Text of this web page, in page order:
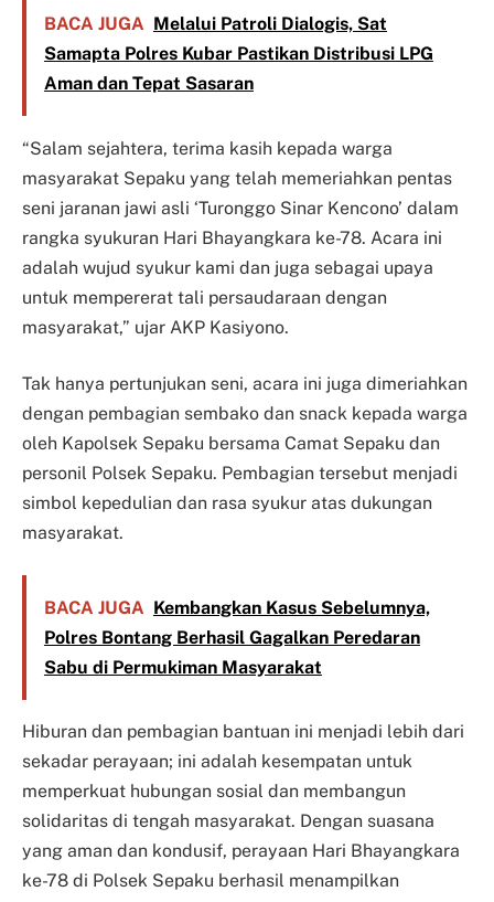
BACA JUGA Melalui Patroli Dialogis, Sat
Samapta Polres Kubar Pastikan Distribusi LPG
Aman dan Tepat Sasaran
“Salam sejahtera, terima kasih kepada warga
masyarakat Sepaku yang telah memeriahkan pentas
seni jaranan jawi asli ‘Turonggo Sinar Kencono’ dalam
rangka syukuran Hari Bhayangkara ke-78. Acara ini
adalah wujud syukur kami dan juga sebagai upaya
untuk mempererat tali persaudaraan dengan
masyarakat,” ujar AKP Kasiyono.
Tak hanya pertunjukan seni, acara ini juga dimeriahkan
dengan pembagian sembako dan snack kepada warga
oleh Kapolsek Sepaku bersama Camat Sepaku dan
personil Polsek Sepaku. Pembagian tersebut menjadi
simbol kepedulian dan rasa syukur atas dukungan
masyarakat.
BACA JUGA Kembangkan Kasus Sebelumnya,
Polres Bontang Berhasil Gagalkan Peredaran
Sabu di Permukiman Masyarakat
Hiburan dan pembagian bantuan ini menjadi lebih dari
sekadar perayaan; ini adalah kesempatan untuk
memperkuat hubungan sosial dan membangun
solidaritas di tengah masyarakat. Dengan suasana
yang aman dan kondusif, perayaan Hari Bhayangkara
ke-78 di Polsek Sepaku berhasil menampilkan